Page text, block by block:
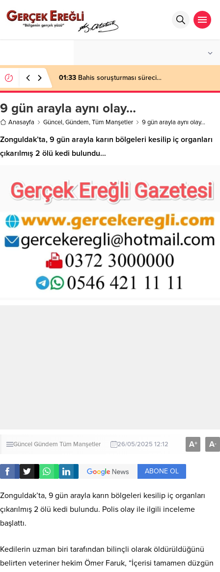
01:33 Bahis soruşturması süreci…
9 gün arayla aynı olay…
Anasayfa Güncel,Gündem,Tüm Manşetler 9 gün arayla aynı olay…
Zonguldak’ta, 9 gün arayla karın bölgeleri kesilip iç organları
çıkarılmış 2 ölü kedi bulundu…
Güncel Gündem Tüm Manşetler 26/05/2025 12:12 A+ A-
ABONE OL
Zonguldak’ta, 9 gün arayla karın bölgeleri kesilip iç organları
çıkarılmış 2 ölü kedi bulundu. Polis olay ile ilgili inceleme
başlattı.
Kedilerin uzman biri tarafından bilinçli olarak öldürüldüğünü
belirten veteriner hekim Ömer Faruk, “İçerisi tamamen düzgün